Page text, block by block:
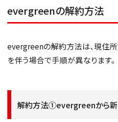
evergreenの解約方法
evergreenの解約方法は、現住
を伴う場合で手順が異なります。
解約方法①evergreenから新